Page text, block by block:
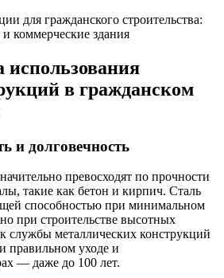
в гражданском
и долговечность
превосходят по прочности
такие как бетон и кирпич. Сталь
способностью при минимальном
при строительстве высотных
службы металлических конструкций
правильном уходе и
— даже до 100 лет.